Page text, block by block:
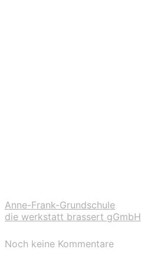
Anne-Frank-Grundschule
die werkstatt brassert gGmbH
Noch keine Kommentare